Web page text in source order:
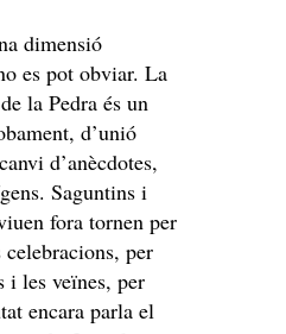
dimensió
es pot obviar. La
la Pedra és un
d’unió
d’anècdotes,
Saguntins i
fora tornen per
per
i les veïnes, per
encara parla el